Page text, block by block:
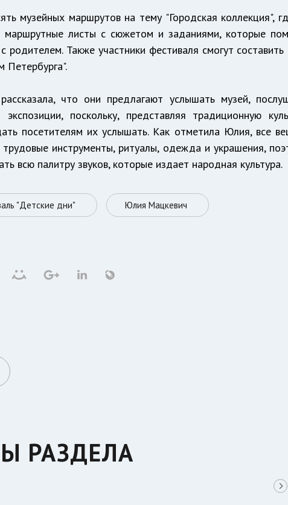
музейных маршрутов на тему "Городская коллекция",
маршрутные листы с сюжетом и заданиями, которые
родителем. Также участники фестиваля смогут составить
Петербурга".
что они предлагают услышать музей,
поскольку, представляя традиционную
посетителям их услышать. Как отметила Юлия, все
трудовые инструменты, ритуалы, одежда и украшения,
всю палитру звуков, которые издает народная культура.
"Детские дни" Юлия Мацкевич
РАЗДЕЛА